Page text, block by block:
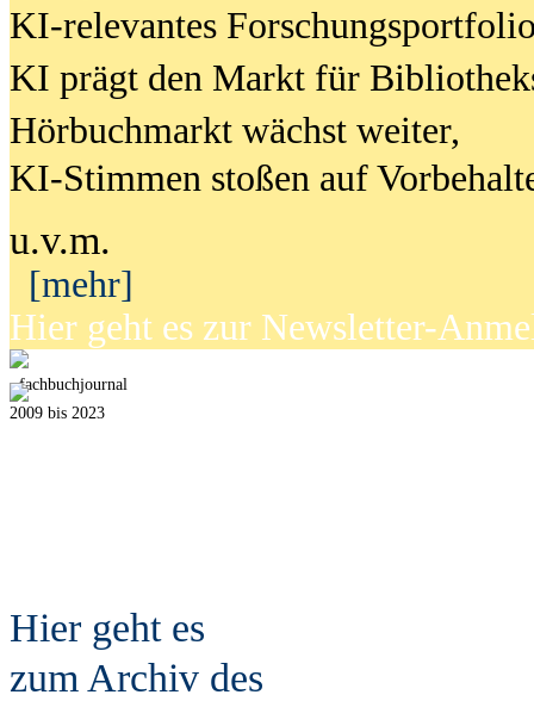
KI-relevantes
KI prägt den Markt für
Hörbuchmarkt wächst weiter,
KI-Stimmen stoßen auf
u.v.m.
[mehr]
Hier geht es zur Newsletter-
fachbuchjournal
2009 bis 2023
Hier geht es
zum Archiv des